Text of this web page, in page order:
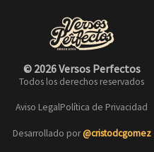
© 2026 Versos Perfectos
Todos los derechos reservados
Aviso LegalPolítica de Privacidad
Desarrollado por@cristodcgomez